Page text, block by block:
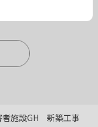
者施設GH 新築工事